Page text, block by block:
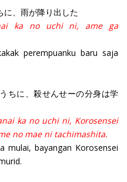
に、雨が降り出した
ka no uchi ni, ame ga
perempuanku baru saja
ちに、殺せんせーの分身は学
ka no uchi ni, Korosensei
no mae ni tachimashita.
mulai, bayangan Korosensei